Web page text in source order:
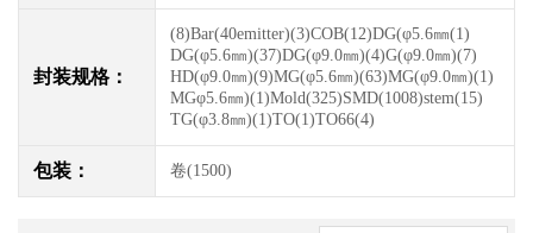
封装规格：
(8)Bar(40emitter)(3)COB(12)DG(φ5.6㎜(1)
DG(φ5.6㎜)(37)DG(φ9.0㎜)(4)G(φ9.0㎜)(7)
HD(φ9.0㎜)(9)MG(φ5.6㎜)(63)MG(φ9.0㎜)(1)
MGφ5.6㎜)(1)Mold(325)SMD(1008)stem(15)
TG(φ3.8㎜)(1)TO(1)TO66(4)
包装： 卷(1500)